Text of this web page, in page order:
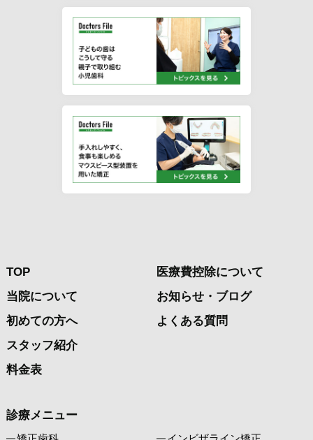
TOP
当院について
初めての方へ
スタッフ紹介
料金表
診療メニュー
医療費控除について
お知らせ・ブログ
よくある質問